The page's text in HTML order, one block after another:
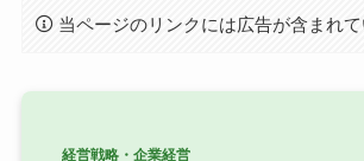
当ページのリンクには広告が含まれて